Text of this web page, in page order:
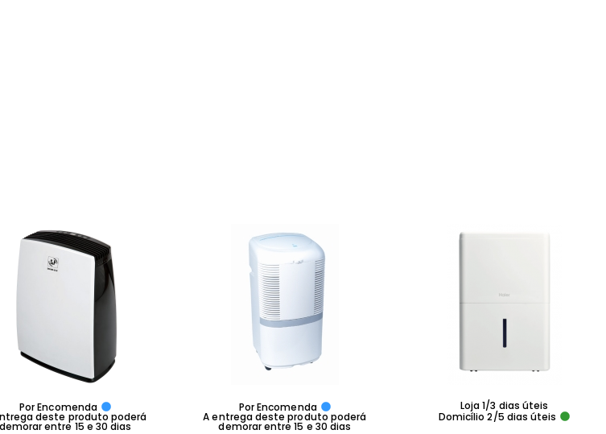
Por Encomenda
deste produto poderá
demorar entre 15 e 30 dias
Por Encomenda
A entrega deste produto poderá
demorar entre 15 e 30 dias
Loja 1/3 dias úteis
Domicílio 2/5 dias úteis